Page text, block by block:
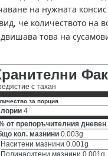
на нужната
че количеството на
това на
с тахан
за порция
4
от препоръчителния
кол. мазнини 0.003g
Наситени мазнини 0.001g
Полинаситени мазнини 0.001g